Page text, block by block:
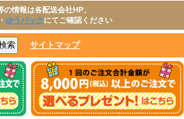
の情報は各配送会社HP、
・ ゆうパックにてご確認ください
サイトマップ